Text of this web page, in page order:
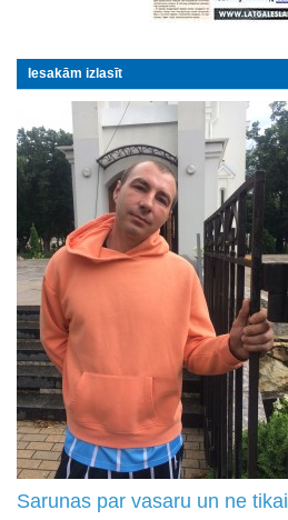
Iesakām izlasīt
Sarunas par vasaru un ne tikai